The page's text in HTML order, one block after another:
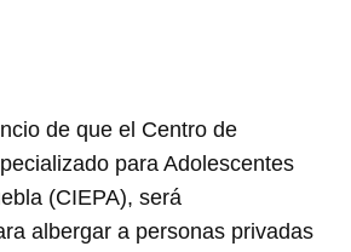
de que el Centro de
para Adolescentes
(CIEPA), será
albergar a personas privadas